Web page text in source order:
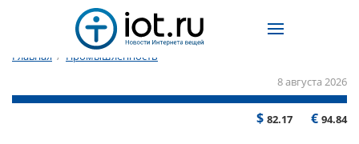
Главная / Промышленность
8 августа 2026
$ 82.17 € 94.84